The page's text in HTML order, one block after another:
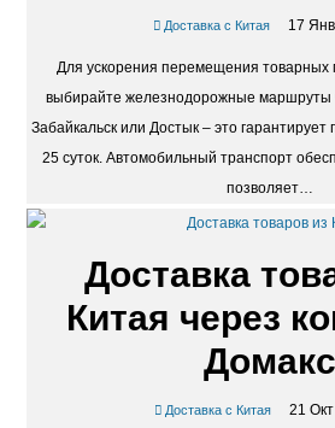
Доставка с Китая 17
Для ускорения перемещения товарных
выбирайте железнодорожные маршруты
Забайкальск или Достык – это
25 суток. Автомобильный транспорт
позволяет…
Доставка
Китая через
Домакс
Доставка с Китая 21